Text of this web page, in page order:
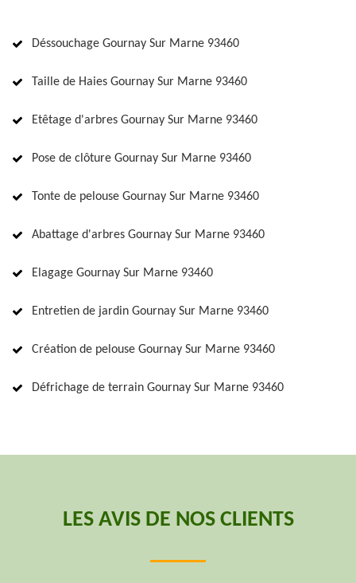
Déssouchage Gournay Sur Marne 93460
Taille de Haies Gournay Sur Marne 93460
Etêtage d'arbres Gournay Sur Marne 93460
Pose de clôture Gournay Sur Marne 93460
Tonte de pelouse Gournay Sur Marne 93460
Abattage d'arbres Gournay Sur Marne 93460
Elagage Gournay Sur Marne 93460
Entretien de jardin Gournay Sur Marne 93460
Création de pelouse Gournay Sur Marne 93460
Défrichage de terrain Gournay Sur Marne 93460
LES AVIS DE NOS CLIENTS